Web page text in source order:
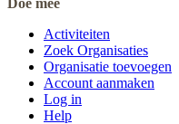
Activiteiten
Zoek Organisaties
Organisatie toevoegen
Account aanmaken
Log in
Help